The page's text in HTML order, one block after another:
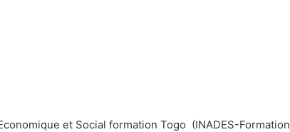
et Social formation Togo (INADES-Formation